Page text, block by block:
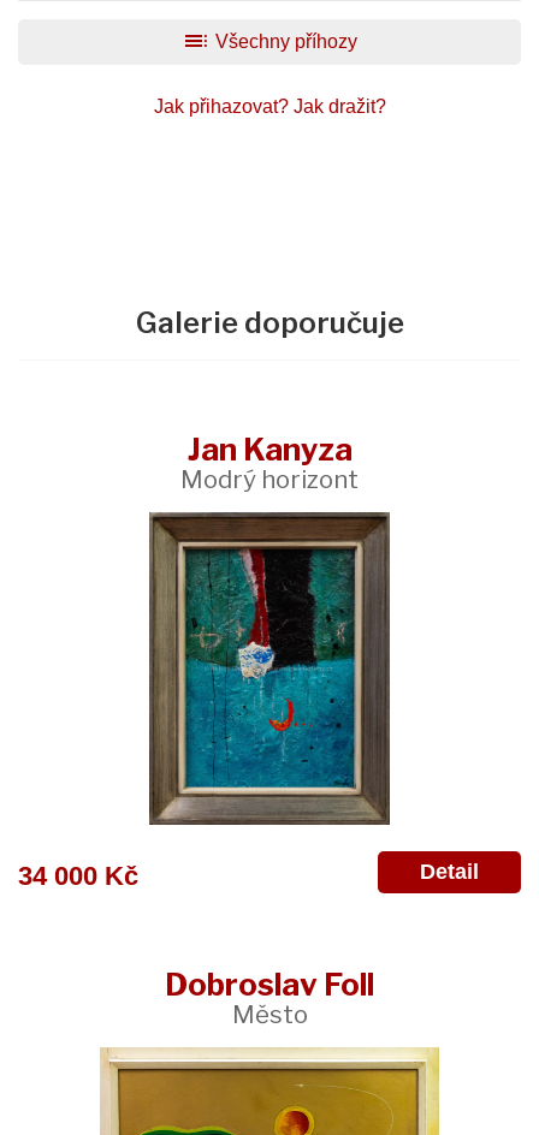
toc Všechny příhozy
Jak přihazovat? Jak dražit?
Galerie doporučuje
Jan Kanyza
Modrý horizont
34 000 Kč Detail
Dobroslav Foll
Město